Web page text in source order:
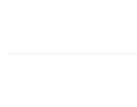
технику с